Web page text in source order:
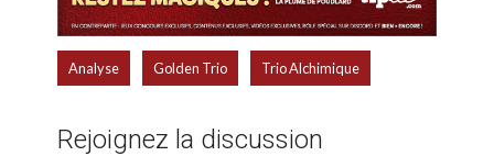
Analyse Golden Trio Trio Alchimique
Rejoignez la discussion